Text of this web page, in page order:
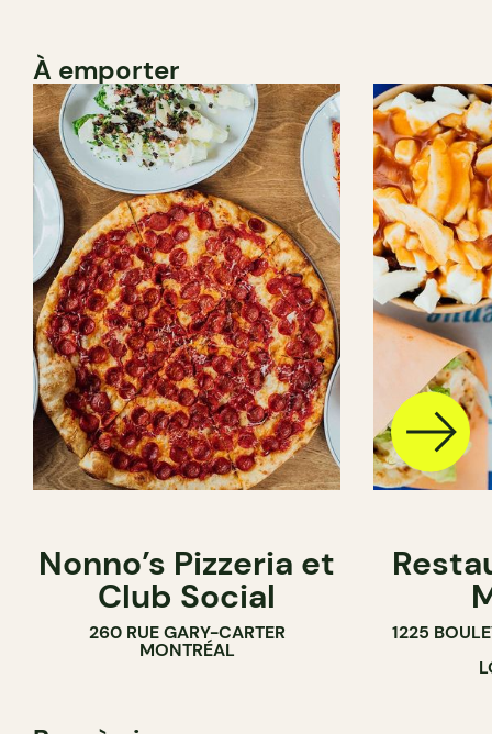
À emporter
Nonno’s Pizzeria et
Club Social
260 RUE GARY-CARTER
MONTRÉAL
1225